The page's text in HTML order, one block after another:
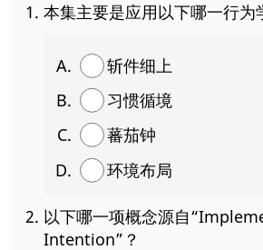
本集主要是应用以下哪一行为
斩件细上
习惯循境
蕃茄钟
环境布局
以下哪一项概念源自
Intention”？